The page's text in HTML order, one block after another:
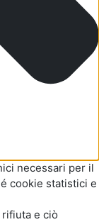
necessari per il
cookie statistici e
e ciò